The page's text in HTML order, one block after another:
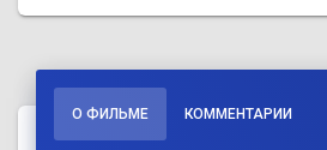
О ФИЛЬМЕ КОММЕНТАРИИ